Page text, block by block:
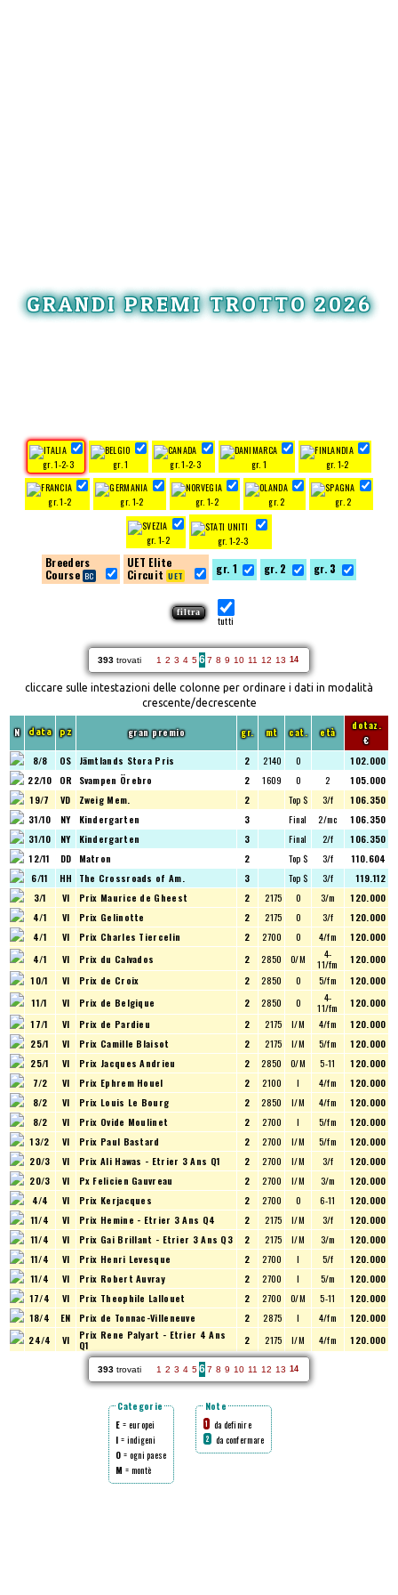
GRANDI PREMI TROTTO 2026
gr. 1-2-3 gr. 1 gr. 1-2-3 gr. 1 gr. 1-2
gr. 1-2 gr. 1-2 gr. 1-2 gr. 2 gr. 2
gr. 1-2 gr. 1-2-3
Breeders
Course
UET Elite
Circuit
gr. 1 gr. 2 gr. 3
tutti
393 trovati 1 2 3 4 567 8 9 10 11 12 13 14
cliccare sulle intestazioni delle colonne per ordinare i dati in modalità
crescente/decrescente
N data pz gran premio gr. mt cat. età
dotaz.
€
8/8 OS Jämtlands Stora Pris 2 2140 O
102.000
22/10
OR Svampen Örebro 2 1609 O 2
105.000
19/7
VD Zweig Mem. 2 Top $ 3/f
106.350
31/10
NY Kindergarten 3 Final 2/mc
106.350
31/10
NY Kindergarten 3 Final 2/f
106.350
12/11
DD Matron 2 Top $ 3/f
110.604
6/11
HH The Crossroads of Am. 3 Top $ 3/f
119.112
3/1
VI Prix Maurice de Gheest 2 2175 O 3/m
120.000
4/1
VI Prix Gelinotte 2 2175 O 3/f
120.000
4/1
VI Prix Charles Tiercelin 2 2700 O 4/fm
120.000
4/1
VI Prix du Calvados 2 2850 O/M 4-
11/fm
120.000
10/1
VI Prix de Croix 2 2850 O 5/fm
120.000
11/1
VI Prix de Belgique 2 2850 O 4-
11/fm
120.000
17/1
VI Prix de Pardieu 2 2175 I/M 4/fm
120.000
25/1
VI Prix Camille Blaisot 2 2175 I/M 5/fm
120.000
25/1
VI Prix Jacques Andrieu 2 2850 O/M 5-11
120.000
7/2
VI Prix Ephrem Houel 2 2100 I 4/fm
120.000
8/2
VI Prix Louis Le Bourg 2 2850 I/M 4/fm
120.000
8/2
VI Prix Ovide Moulinet 2 2700 I 5/fm
120.000
13/2
VI Prix Paul Bastard 2 2700 I/M 5/fm
120.000
20/3
VI Prix Ali Hawas - Etrier 3 Ans Q1 2 2700 I/M 3/f
120.000
20/3
VI Px Felicien Gauvreau 2 2700 I/M 3/m
120.000
4/4
VI Prix Kerjacques 2 2700 O 6-11
120.000
11/4
VI Prix Hemine - Etrier 3 Ans Q4 2 2175 I/M 3/f
120.000
11/4
VI Prix Gai Brillant - Etrier 3 Ans Q3 2 2175 I/M 3/m
120.000
11/4
VI Prix Henri Levesque 2 2700 I 5/f
120.000
11/4
VI Prix Robert Auvray 2 2700 I 5/m
120.000
17/4
VI Prix Theophile Lallouet 2 2700 O/M 5-11
120.000
18/4
EN Prix de Tonnac-Villeneuve 2 2875 I 4/fm
120.000
24/4
VI Prix Rene Palyart - Etrier 4 Ans
Q1 2 2175 I/M 4/fm 120.000
393 trovati 1 2 3 4 567 8 9 10 11 12 13 14
Categorie
E = europei
I = indigeni
O = ogni paese
M = montè
Note
1 da definire
2 da confermare